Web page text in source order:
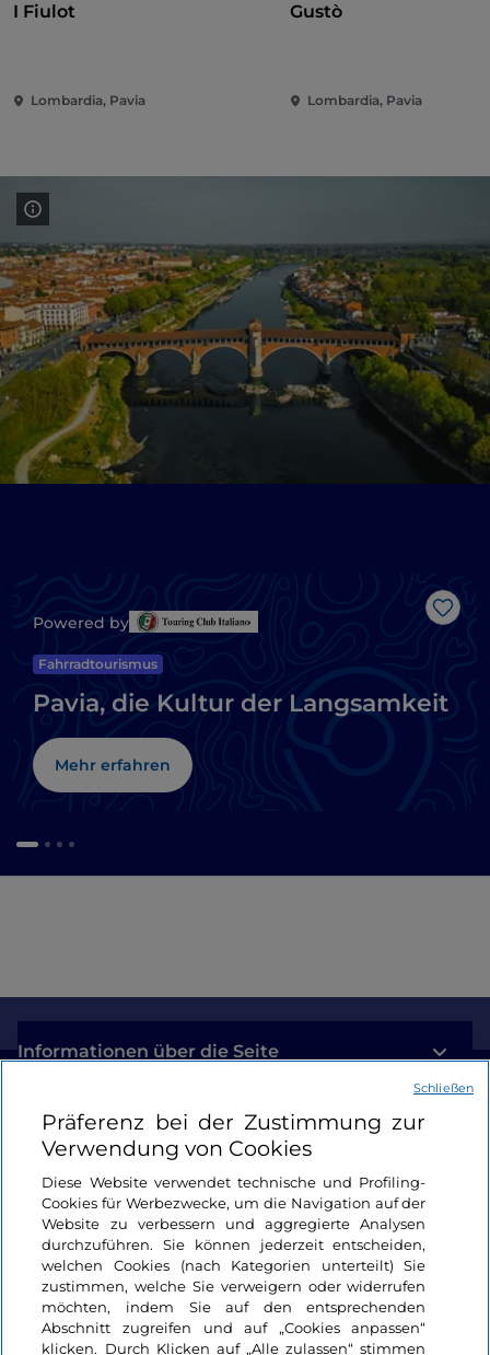
I Fiulot
Lombardia, Pavia
Gustò
Lombardia, Pavia
Like
Powered by
Fahrradtourismus
Pavia, die Kultur der Langsamkeit
Mehr erfahren
Informationen über die Seite
Nützliche Links
Login
Bleiben wir in Kontakt
Präferenz bei der Zustimmung zur
Verwendung von Cookies
Diese Website verwendet technische und Profiling-
Cookies für Werbezwecke, um die Navigation auf der
Website zu verbessern und aggregierte Analysen
durchzuführen. Sie können jederzeit entscheiden,
welchen Cookies (nach Kategorien unterteilt) Sie
zustimmen, welche Sie verweigern oder widerrufen
möchten, indem Sie auf den entsprechenden
Abschnitt zugreifen und auf „Cookies anpassen“
klicken. Durch Klicken auf „Alle zulassen“ stimmen
Schließen